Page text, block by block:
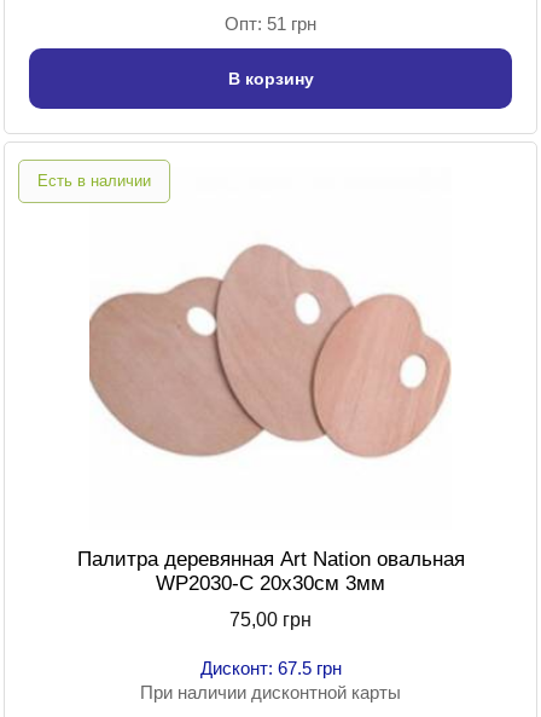
Опт: 51 грн
В корзину
Есть в наличии
Палитра деревянная Art Nation овальная
WP2030-C 20х30см 3мм
75,00 грн
Дисконт: 67.5 грн
При наличии дисконтной карты